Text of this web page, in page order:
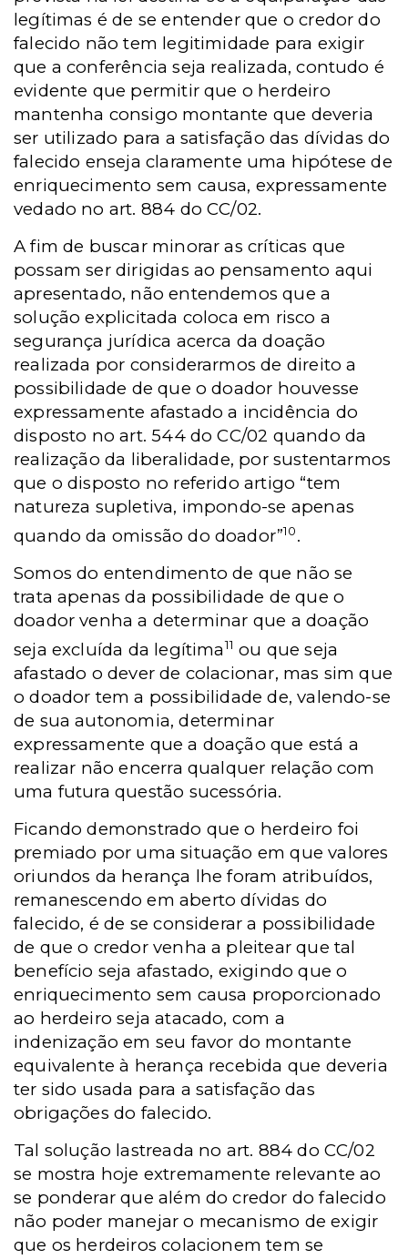
legítimas é de se entender que o credor do
falecido não tem legitimidade para exigir
que a conferência seja realizada, contudo é
evidente que permitir que o herdeiro
mantenha consigo montante que deveria
ser utilizado para a satisfação das dívidas do
falecido enseja claramente uma hipótese de
enriquecimento sem causa, expressamente
vedado no art. 884 do CC/02.
A fim de buscar minorar as críticas que
possam ser dirigidas ao pensamento aqui
apresentado, não entendemos que a
solução explicitada coloca em risco a
segurança jurídica acerca da doação
realizada por considerarmos de direito a
possibilidade de que o doador houvesse
expressamente afastado a incidência do
disposto no art. 544 do CC/02 quando da
realização da liberalidade, por sustentarmos
que o disposto no referido artigo “tem
natureza supletiva, impondo-se apenas
quando da omissão do doador”10.
Somos do entendimento de que não se
trata apenas da possibilidade de que o
doador venha a determinar que a doação
seja excluída da legítima11 ou que seja
afastado o dever de colacionar, mas sim que
o doador tem a possibilidade de, valendo-se
de sua autonomia, determinar
expressamente que a doação que está a
realizar não encerra qualquer relação com
uma futura questão sucessória.
Ficando demonstrado que o herdeiro foi
premiado por uma situação em que valores
oriundos da herança lhe foram atribuídos,
remanescendo em aberto dívidas do
falecido, é de se considerar a possibilidade
de que o credor venha a pleitear que tal
benefício seja afastado, exigindo que o
enriquecimento sem causa proporcionado
ao herdeiro seja atacado, com a
indenização em seu favor do montante
equivalente à herança recebida que deveria
ter sido usada para a satisfação das
obrigações do falecido.
Tal solução lastreada no art. 884 do CC/02
se mostra hoje extremamente relevante ao
se ponderar que além do credor do falecido
não poder manejar o mecanismo de exigir
que os herdeiros colacionem tem se